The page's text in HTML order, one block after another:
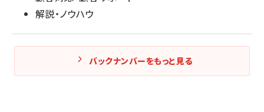
解説・ノウハウ
バックナンバーをもっと見る